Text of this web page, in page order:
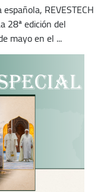
REVESTECH
28ª edición del
mayo en el ...